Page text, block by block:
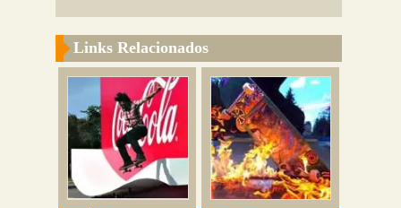
Links Relacionados